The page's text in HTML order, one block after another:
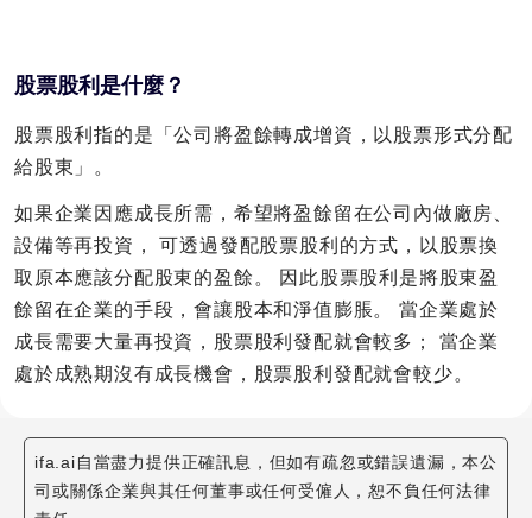
股票股利是什麼？
股票股利指的是「公司將盈餘轉成增資，以股票形式分配
給股東」。
如果企業因應成長所需，希望將盈餘留在公司內做廠房、
設備等再投資， 可透過發配股票股利的方式，以股票換
取原本應該分配股東的盈餘。 因此股票股利是將股東盈
餘留在企業的手段，會讓股本和淨值膨脹。 當企業處於
成長需要大量再投資，股票股利發配就會較多； 當企業
處於成熟期沒有成長機會，股票股利發配就會較少。
ifa.ai自當盡力提供正確訊息，但如有疏忽或錯誤遺漏，本公
司或關係企業與其任何董事或任何受僱人，恕不負任何法律